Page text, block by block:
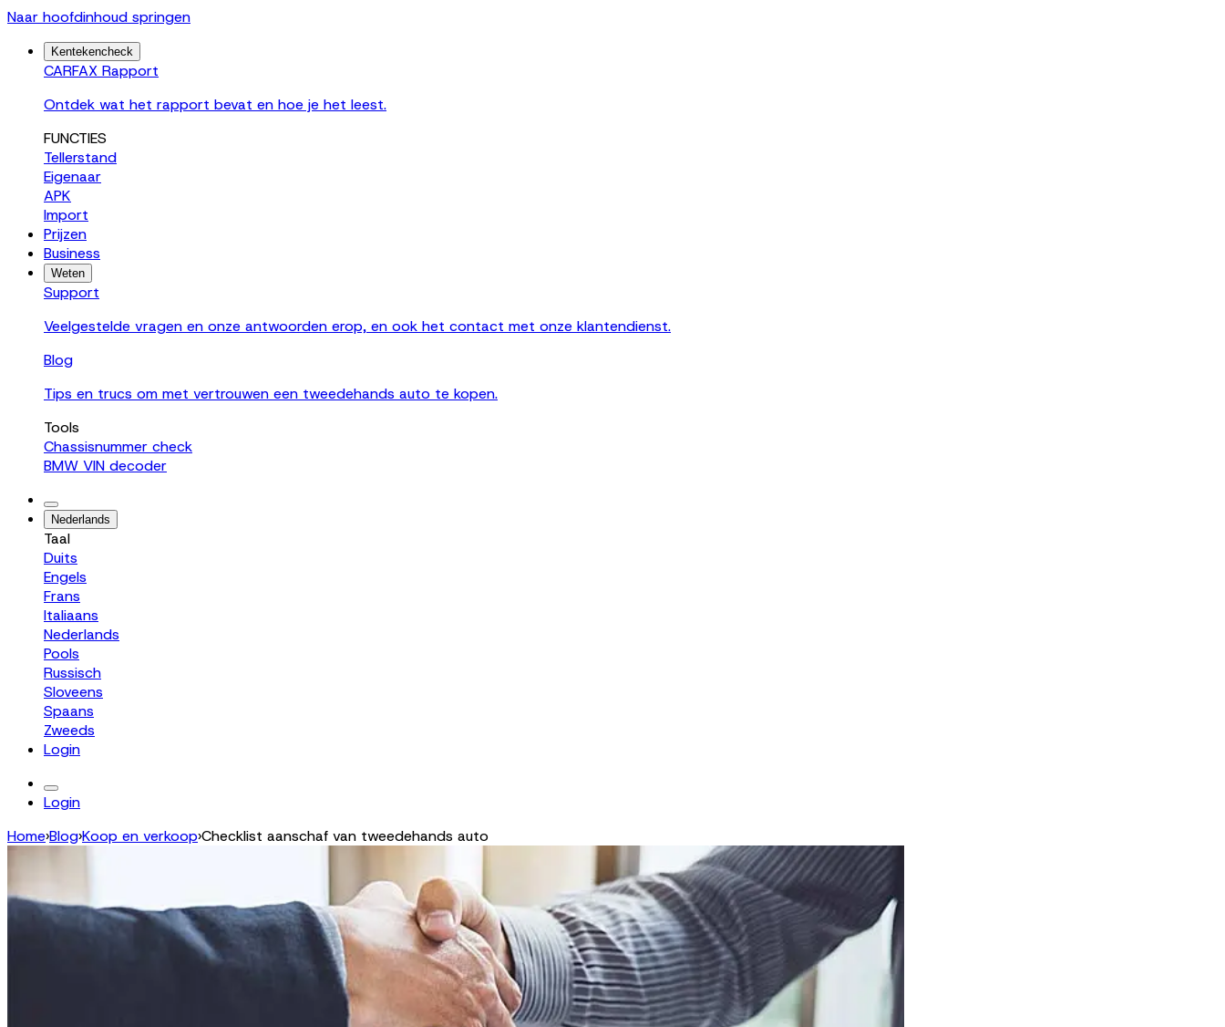
Naar hoofdinhoud springen
Kentekencheck
CARFAX Rapport
Ontdek wat het rapport bevat en hoe je het leest.
FUNCTIES
Tellerstand
Eigenaar
APK
Import
Prijzen
Business
Weten
Support
Veelgestelde vragen en onze antwoorden erop, en ook het contact met onze klantendienst.
Blog
Tips en trucs om met vertrouwen een tweedehands auto te kopen.
Tools
Chassisnummer check
BMW VIN decoder
Nederlands
Taal
Duits
Engels
Frans
Italiaans
Nederlands
Pools
Russisch
Sloveens
Spaans
Zweeds
Login
Login
Home›Blog›Koop en verkoop›Checklist aanschaf van tweedehands auto